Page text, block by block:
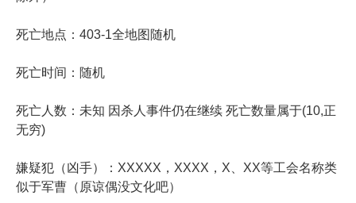
死亡地点：403-1全地图随机
死亡时间：随机
死亡人数：未知 因杀人事件仍在继续 死亡数量属于(10,正
无穷)
嫌疑犯（凶手）：XXXXX，XXXX，X、XX等工会名称类
似于军曹（原谅偶没文化吧）